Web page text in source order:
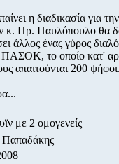
η διαδικασία
κ. Πρ. Παυλόπουλο θα
άλλος ένας γύρος
το οποίο κατ'
απαιτούνται 200 ψήφοι.
με 2 ομογενείς